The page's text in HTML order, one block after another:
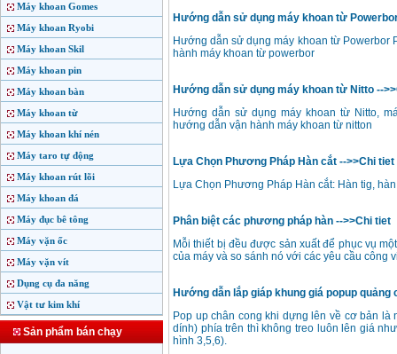
Máy khoan Gomes
Máy khoan Ryobi
Máy khoan Skil
Máy khoan pin
Máy khoan bàn
Máy khoan từ
Máy khoan khí nén
Máy taro tự động
Máy khoan rút lõi
Máy khoan đá
Máy đục bê tông
Máy vặn ốc
Máy vặn vít
Dụng cụ đa năng
Vật tư kim khí
Sản phẩm bán chạy
Hướng dẫn sử dụng máy khoan từ
Hướng dẫn sử dụng máy khoan từ Powerbor
hành máy khoan từ powerbor
Hướng dẫn sử dụng máy khoan từ Nitto --
Hướng dẫn sử dụng máy khoan từ Nitto,
hướng dẫn vận hành máy khoan từ nitton
Lựa Chọn Phương Pháp Hàn cắt -->>Chi tiet
Lựa Chọn Phương Pháp Hàn cắt: Hàn tig,
Phân biệt các phương pháp hàn -->>Chi tiet
Mỗi thiết bị đều được sản xuất để phục vụ
của máy và so sánh nó với các yêu cầu công
Hướng dẫn lắp giáp khung giá popup quảng
Pop up chân cong khi dựng lên về cơ bản là
dính) phía trên thì không treo luôn lên giá
hình 3,5,6).